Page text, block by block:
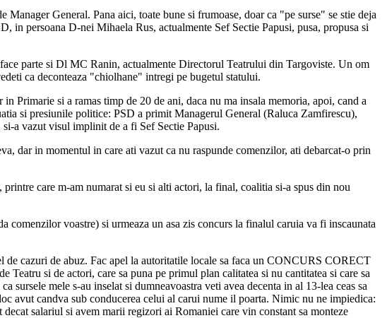
General. Pana aici, toate bune si frumoase, doar ca "pe surse" se stie deja
in persoana D-nei Mihaela Rus, actualmente Sef Sectie Papusi, pusa, propusa si
parte si Dl MC Ranin, actualmente Directorul Teatrului din Targoviste. Un om
ca deconteaza "chiolhane" intregi pe bugetul statului.
si a ramas timp de 20 de ani, daca nu ma insala memoria, apoi, cand a
si presiunile politice: PSD a primit Managerul General (Raluca Zamfirescu),
a vazut visul implinit de a fi Sef Sectie Papusi.
dar in momentul in care ati vazut ca nu raspunde comenzilor, ati debarcat-o prin
care m-am numarat si eu si alti actori, la final, coalitia si-a spus din nou
comenzilor voastre) si urmeaza un asa zis concurs la finalul caruia va fi inscaunata
cazuri de abuz. Fac apel la autoritatile locale sa faca un CONCURS CORECT
si de actori, care sa puna pe primul plan calitatea si nu cantitatea si care sa
mele s-au inselat si dumneavoastra veti avea decenta in al 13-lea ceas sa
avut candva sub conducerea celui al carui nume il poarta. Nimic nu ne impiedica:
salariul si avem marii regizori ai Romaniei care vin constant sa monteze